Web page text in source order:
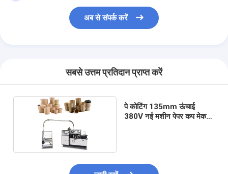
अब से संपर्क करें
सबसे उत्तम प्रतिदान प्राप्त करें
पे कोटिंग 135mm ऊंचाई
380V नई मशीन पेपर कप मेकर